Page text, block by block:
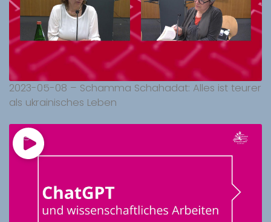
2023-05-08 – Schamma Schahadat: Alles ist teurer
als ukrainisches Leben